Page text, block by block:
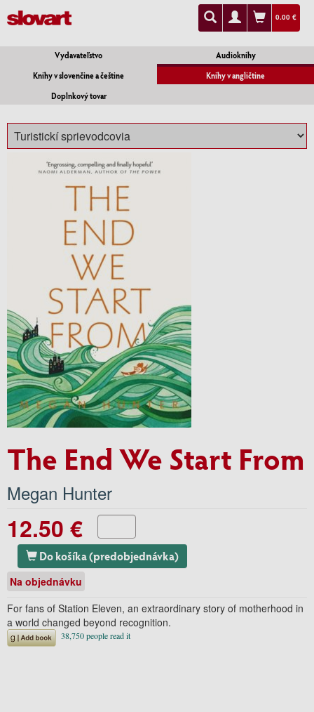
0.00 €
Vydavateľstvo
Audioknihy
Knihy v slovenčine a češtine
Knihy v angličtine
Doplnkový tovar
The End We Start From
Megan Hunter
12.50 €
Do košíka (predobjednávka)
Na objednávku
For fans of Station Eleven, an extraordinary story of motherhood in
a world changed beyond recognition.